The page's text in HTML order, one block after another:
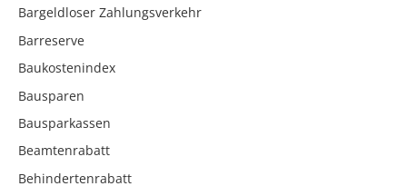
Bargeldloser Zahlungsverkehr
Barreserve
Baukostenindex
Bausparen
Bausparkassen
Beamtenrabatt
Behindertenrabatt